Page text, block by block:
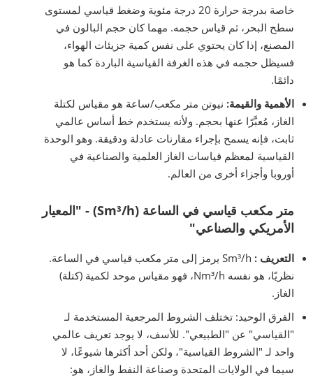
خاصة بدرجة حرارة 20 درجة مئوية وضغط قياسي لمستوى
سطح البحر، ثم قياس حجمه. مهما كان حجم البالون في
المصنع، إذا كان يحتوي على نفس كمية جزيئات الهواء،
فسيظل حجمه في هذه الغرفة القياسية الباردة كما هو
دائمًا.
الأهمية والقيمة: نيوتن متر مكعب/ساعة هو مقياس لكتلة
الغاز، مُعبَّرًا عنها بحجم. ولأنه يستخدم خط أساس عالمي
ثابت، فإنه يسمح بإجراء مقارنات عادلة ودقيقة. وهو الوحدة
القياسية لمعظم قياسات الغاز العلمية والصناعية في
أوروبا وأجزاء أخرى من العالم.
متر مكعب قياسي في الساعة (Sm³/h) - "المعيار
الأمريكي والصناعي"
التعريف :
Sm³/h يرمز إلى متر مكعب قياسي في الساعة.
نظريًا، هو نفسه Nm³/h، فهو مقياس موحد لكمية (كتلة)
الغاز.
الفرق الوحيد: تختلف الشروط المرجعية المستخدمة لـ
"القياسي" عن "الطبيعي". للأسف، لا يوجد تعريف عالمي
واحد لـ "الشروط القياسية"، ولكن أحد أكثرها شيوعًا، لا
سيما في الولايات المتحدة وصناعة النفط والغاز، هو: